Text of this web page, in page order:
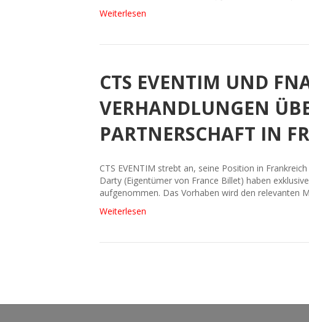
Weiterlesen
CTS EVENTIM UND
VERHANDLUNGEN
PARTNERSCHAFT IN
CTS EVENTIM strebt an, seine Position in
Darty (Eigentümer von France Billet) haben
aufgenommen. Das Vorhaben wird den relevanten
Weiterlesen